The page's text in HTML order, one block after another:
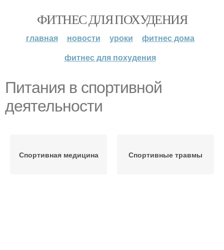
ФИТНЕС ДЛЯ ПОХУДЕНИЯ
главная новости уроки
фитнес дома
фитнес для похудения
Питания в спортивной
деятельности
Спортивная медицина Спортивные травмы